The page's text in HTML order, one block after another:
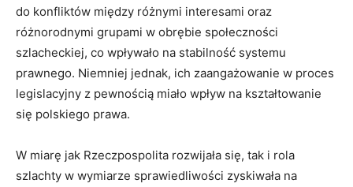
do konfliktów między różnymi interesami oraz
różnorodnymi grupami w obrębie społeczności
szlacheckiej, co wpływało na stabilność systemu
prawnego. Niemniej jednak, ich zaangażowanie w proces
legislacyjny z pewnością miało wpływ na kształtowanie
się polskiego prawa.
W miarę jak Rzeczpospolita rozwijała się, tak i rola
szlachty w wymiarze sprawiedliwości zyskiwała na